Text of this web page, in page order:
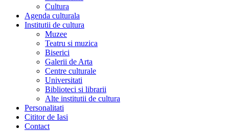
Cultura
Agenda culturala
Institutii de cultura
Muzee
Teatru si muzica
Biserici
Galerii de Arta
Centre culturale
Universitati
Biblioteci si librarii
Alte institutii de cultura
Personalitati
Cititor de Iasi
Contact